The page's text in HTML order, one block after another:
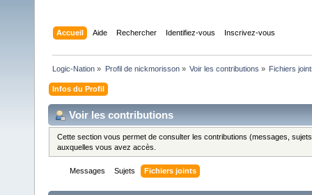
Accueil Aide Rechercher Identifiez-vous Inscrivez-vous
Logic-Nation » Profil de nickmorisson» Voir les contributions » Fichiers
Infos du Profil
Voir les contributions
Cette section vous permet de consulter les contributions (messages,
auxquelles vous avez accès.
Messages Sujets Fichiers joints